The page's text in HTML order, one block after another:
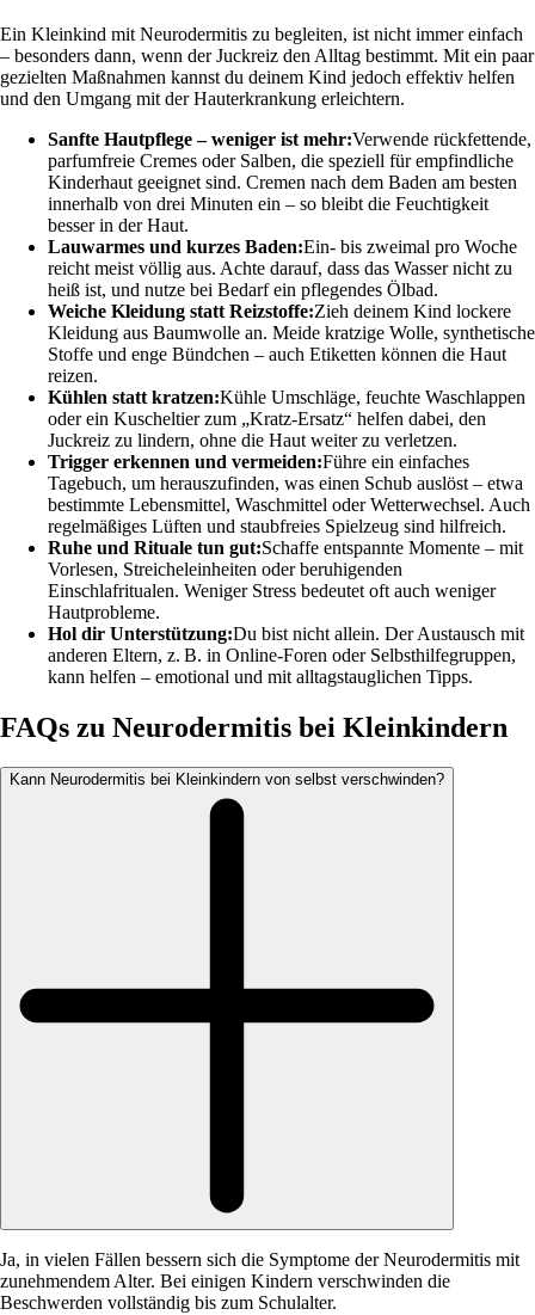
Ein Kleinkind mit Neurodermitis zu begleiten, ist nicht immer einfach
– besonders dann, wenn der Juckreiz den Alltag bestimmt. Mit ein paar
gezielten Maßnahmen kannst du deinem Kind jedoch effektiv helfen
und den Umgang mit der Hauterkrankung erleichtern.
Sanfte Hautpflege – weniger ist mehr:Verwende rückfettende,
parfumfreie Cremes oder Salben, die speziell für empfindliche
Kinderhaut geeignet sind. Cremen nach dem Baden am besten
innerhalb von drei Minuten ein – so bleibt die Feuchtigkeit
besser in der Haut.
Lauwarmes und kurzes Baden:Ein- bis zweimal pro Woche
reicht meist völlig aus. Achte darauf, dass das Wasser nicht zu
heiß ist, und nutze bei Bedarf ein pflegendes Ölbad.
Weiche Kleidung statt Reizstoffe:Zieh deinem Kind lockere
Kleidung aus Baumwolle an. Meide kratzige Wolle, synthetische
Stoffe und enge Bündchen – auch Etiketten können die Haut
reizen.
Kühlen statt kratzen:Kühle Umschläge, feuchte Waschlappen
oder ein Kuscheltier zum „Kratz-Ersatz“ helfen dabei, den
Juckreiz zu lindern, ohne die Haut weiter zu verletzen.
Trigger erkennen und vermeiden:Führe ein einfaches
Tagebuch, um herauszufinden, was einen Schub auslöst – etwa
bestimmte Lebensmittel, Waschmittel oder Wetterwechsel. Auch
regelmäßiges Lüften und staubfreies Spielzeug sind hilfreich.
Ruhe und Rituale tun gut:Schaffe entspannte Momente – mit
Vorlesen, Streicheleinheiten oder beruhigenden
Einschlafritualen. Weniger Stress bedeutet oft auch weniger
Hautprobleme.
Hol dir Unterstützung:Du bist nicht allein. Der Austausch mit
anderen Eltern, z. B. in Online-Foren oder Selbsthilfegruppen,
kann helfen – emotional und mit alltagstauglichen Tipps.
FAQs zu Neurodermitis bei Kleinkindern
Kann Neurodermitis bei Kleinkindern von selbst verschwinden?
Ja, in vielen Fällen bessern sich die Symptome der Neurodermitis mit
zunehmendem Alter. Bei einigen Kindern verschwinden die
Beschwerden vollständig bis zum Schulalter.